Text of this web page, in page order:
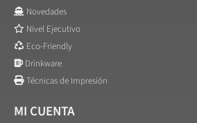
Novedades
Nivel Ejecutivo
Eco-Friendly
Drinkware
Técnicas de Impresión
MI CUENTA